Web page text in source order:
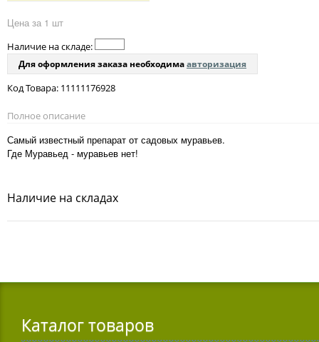
Цена за 1 шт
Наличие на складе:
Для оформления заказа необходимаавторизация
Код Товара: 11111176928
Полное описание
Самый известный препарат от садовых муравьев.
Где Муравьед - муравьев нет!
Наличие на складах
Каталог товаров